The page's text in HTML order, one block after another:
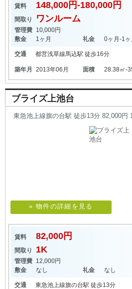
賃料 148,000円-180,000円
間取り ワンルーム
管理費 10,000円
敷金
1ヶ月 礼金 0ヶ月-1ヶ
交通 都営浅草線馬込駅 徒歩16分
築年月 2013年06月 面積 28.38㎡-
ブライズ上池台
東急池上線旗の台駅 徒歩13分 82,000円
» 物件の詳細を見る
賃料 82,000円
間取り 1K
管理費 12,000円
敷金
なし 礼金 なし
交通 東急池上線旗の台駅 徒歩13分